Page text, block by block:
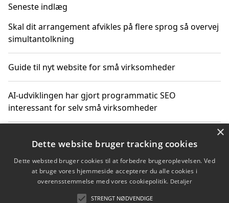
Seneste indlæg
Skal dit arrangement afvikles på flere sprog så overvej
simultantolkning
Guide til nyt website for små virksomheder
AI-udviklingen har gjort programmatic SEO
interessant for selv små virksomheder
virksomheder
Sådan har udviklingen inden for genbrug af elektronik
×
Dette website bruger tracking cookies
Dette websted bruger cookies til at forbedre brugeroplevelsen. Ved
at bruge vores hjemmeside accepterer du alle cookies i
overensstemmelse med vores cookiepolitik. Detaljer
STRENGT NØDVENDIGE